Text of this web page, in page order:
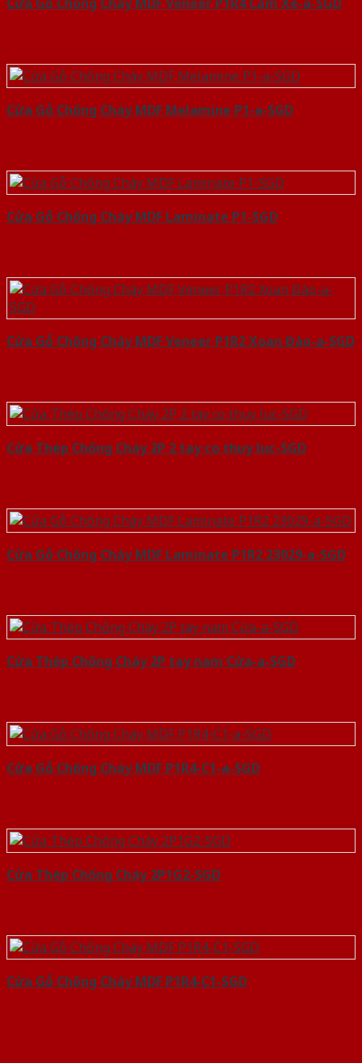
Cửa Gỗ Chống Cháy MDF Melamine P1-a-SGD
Cửa Gỗ Chống Cháy MDF Laminate P1-SGD
Cửa Gỗ Chống Cháy MDF Veneer P1R2 Xoan Đào-a-SGD
Cửa Thép Chống Cháy 2P 2 tay co thuy luc-SGD
Cửa Gỗ Chống Cháy MDF Laminate P1R2 23029-a-SGD
Cửa Thép Chống Cháy 2P tay nam Cửa-a-SGD
Cửa Gỗ Chống Cháy MDF P1R4-C1-a-SGD
Cửa Thép Chống Cháy 2P1G2-SGD
Cửa Gỗ Chống Cháy MDF P1R4-C1-SGD